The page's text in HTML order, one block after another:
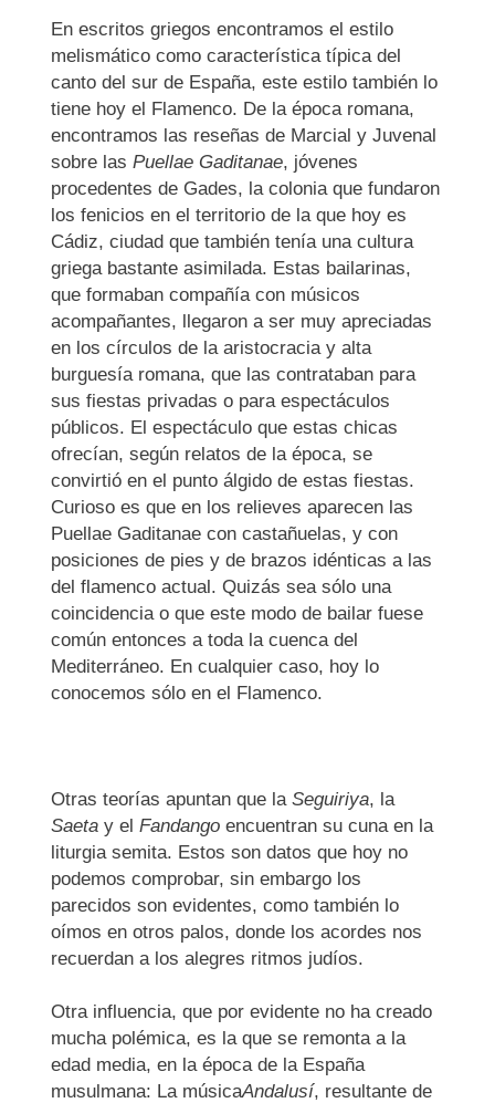
En escritos griegos encontramos el estilo
melismático como característica típica del
canto del sur de España, este estilo también lo
tiene hoy el Flamenco. De la época romana,
encontramos las reseñas de Marcial y Juvenal
sobre las Puellae Gaditanae, jóvenes
procedentes de Gades, la colonia que fundaron
los fenicios en el territorio de la que hoy es
Cádiz, ciudad que también tenía una cultura
griega bastante asimilada. Estas bailarinas,
que formaban compañía con músicos
acompañantes, llegaron a ser muy apreciadas
en los círculos de la aristocracia y alta
burguesía romana, que las contrataban para
sus fiestas privadas o para espectáculos
públicos. El espectáculo que estas chicas
ofrecían, según relatos de la época, se
convirtió en el punto álgido de estas fiestas.
Curioso es que en los relieves aparecen las
Puellae Gaditanae con castañuelas, y con
posiciones de pies y de brazos idénticas a las
del flamenco actual. Quizás sea sólo una
coincidencia o que este modo de bailar fuese
común entonces a toda la cuenca del
Mediterráneo. En cualquier caso, hoy lo
conocemos sólo en el Flamenco.
Otras teorías apuntan que la Seguiriya, la
Saeta y el Fandango encuentran su cuna en la
liturgia semita. Estos son datos que hoy no
podemos comprobar, sin embargo los
parecidos son evidentes, como también lo
oímos en otros palos, donde los acordes nos
recuerdan a los alegres ritmos judíos.
Otra influencia, que por evidente no ha creado
mucha polémica, es la que se remonta a la
edad media, en la época de la España
musulmana: La músicaAndalusí, resultante de